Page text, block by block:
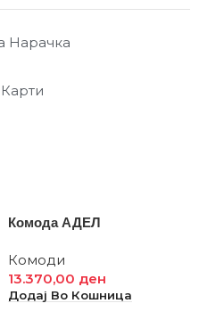
Нарачка
Комода АДЕЛ
Комоди
13.370,00 ден
Додај Во Кошница